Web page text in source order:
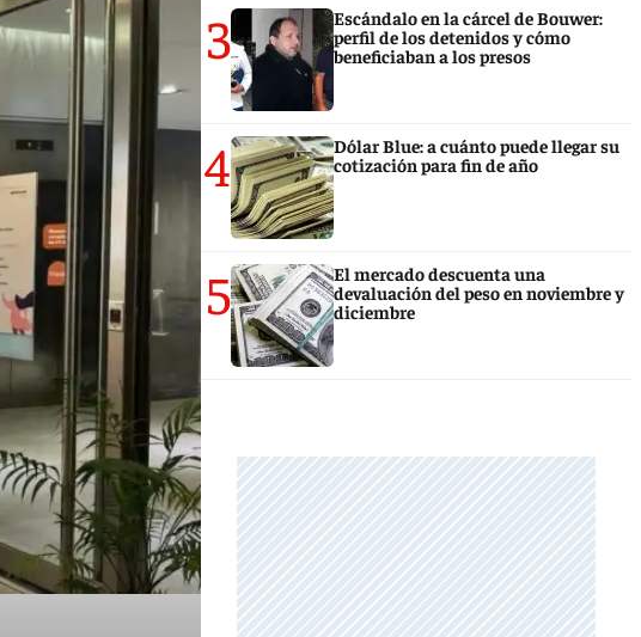
3
Escándalo en la cárcel de Bouwer:
perfil de los detenidos y cómo
beneficiaban a los presos
4
Dólar Blue: a cuánto puede llegar su
cotización para fin de año
5
El mercado descuenta una
devaluación del peso en noviembre y
diciembre